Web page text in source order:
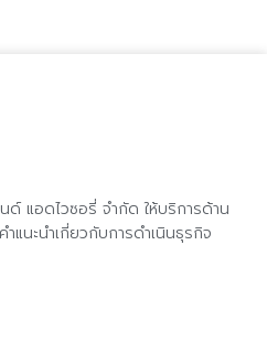
แอดไวซอรี่ จำกัด ให้บริการด้าน
แนะนำเกี่ยวกับการดำเนินธุรกิจ